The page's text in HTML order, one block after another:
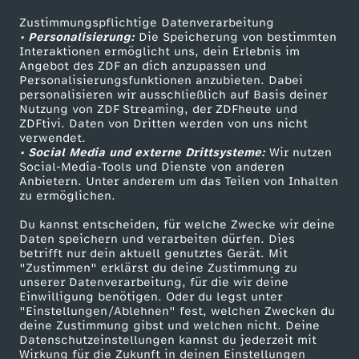
Zustimmungspflichtige Datenverarbeitung
• Personalisierung:Die Speicherung von bestimmten
Interaktionen ermöglicht uns, dein Erlebnis im
Angebot des ZDF an dich anzupassen und
Personalisierungsfunktionen anzubieten. Dabei
personalisieren wir ausschließlich auf Basis deiner
Nutzung von ZDF Streaming, der ZDFheute und
ZDFtivi. Daten von Dritten werden von uns nicht
verwendet.
• Social Media und externe Drittsysteme:Wir nutzen
Social-Media-Tools und Dienste von anderen
Anbietern. Unter anderem um das Teilen von Inhalten
zu ermöglichen.
Du kannst entscheiden, für welche Zwecke wir deine
Daten speichern und verarbeiten dürfen. Dies
betrifft nur dein aktuell genutztes Gerät. Mit
"Zustimmen" erklärst du deine Zustimmung zu
unserer Datenverarbeitung, für die wir deine
Einwilligung benötigen. Oder du legst unter
"Einstellungen/Ablehnen" fest, welchen Zwecken du
deine Zustimmung gibst und welchen nicht. Deine
Datenschutzeinstellungen kannst du jederzeit mit
Wirkung für die Zukunft in deinen Einstellungen
c
h
t
e
s
-
d
i
e
t
ä
g
-
F
a
m
i
l
i
e
v
i
n
z
e
l
d
o
k
u
n
X
Y
.
.
.
U
n
g
e
r
w
a
c
h
e
n
!
7
–
P
o
l
z
e
i
i
c
h
t
!
a
s
i
s
t
L
e
b
e
k
s
o
n
-
D
e
r
J
s
G
u
i
d
e
t
o
M
r
t
e
n
p
r
o
f
i
r
i
n
t
e
r
v
i
e
n
R
o
y
a
e
H
a
u
s
b
u
Livestreams
Sendungen A-Z
TV-Programm
Zuschauerservice
Hilfe
ZDF Unternehmen
Karriere
ZDF goes Schule
Werbefernsehen
Mainzelmännchen